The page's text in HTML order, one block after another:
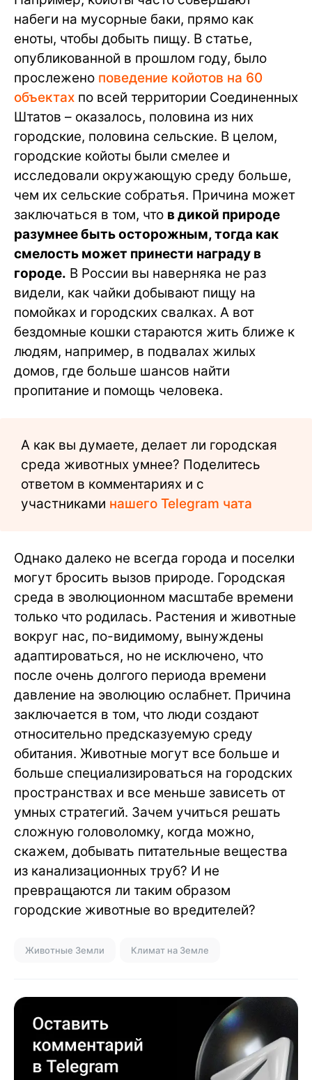
набеги на мусорные баки, прямо как
еноты, чтобы добыть пищу. В статье,
опубликованной в прошлом году, было
прослежено поведение койотов на 60
объектах по всей территории Соединенных
Штатов – оказалось, половина из них
городские, половина сельские. В целом,
городские койоты были смелее и
исследовали окружающую среду больше,
чем их сельские собратья. Причина может
заключаться в том, что в дикой природе
разумнее быть осторожным, тогда как
смелость может принести награду в
городе. В России вы наверняка не раз
видели, как чайки добывают пищу на
помойках и городских свалках. А вот
бездомные кошки стараются жить ближе к
людям, например, в подвалах жилых
домов, где больше шансов найти
пропитание и помощь человека.
А как вы думаете, делает ли городская
среда животных умнее? Поделитесь
ответом в комментариях и с
участниками нашего Telegram чата
Однако далеко не всегда города и поселки
могут бросить вызов природе. Городская
среда в эволюционном масштабе времени
только что родилась. Растения и животные
вокруг нас, по-видимому, вынуждены
адаптироваться, но не исключено, что
после очень долгого периода времени
давление на эволюцию ослабнет. Причина
заключается в том, что люди создают
относительно предсказуемую среду
обитания. Животные могут все больше и
больше специализироваться на городских
пространствах и все меньше зависеть от
умных стратегий. Зачем учиться решать
сложную головоломку, когда можно,
скажем, добывать питательные вещества
из канализационных труб? И не
превращаются ли таким образом
городские животные во вредителей?
Животные Земли Климат на Земле